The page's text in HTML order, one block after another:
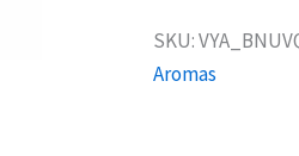
SKU:
Aromas